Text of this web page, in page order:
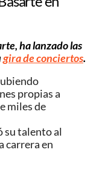
ha lanzado las
gira de conciertos.
propias a
miles de
su talento al
carrera en